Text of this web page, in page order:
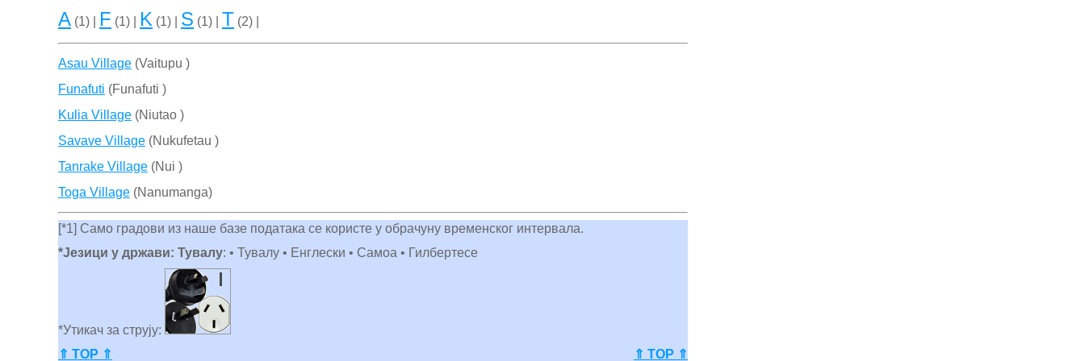
A (1) | F (1) | K (1) | S (1) | T (2) |
Asau Village (Vaitupu )
Funafuti (Funafuti )
Kulia Village (Niutao )
Savave Village (Nukufetau )
Tanrake Village (Nui )
Toga Village (Nanumanga)
[*1] Само градови из наше базе података се користе у обрачуну временског интервала.
*Језици у држави: Тувалу: • Тувалу • Енглески • Самоа • Гилбертесе
*Утикач за струју:
⇑ TOP ⇑
⇑ TOP ⇑